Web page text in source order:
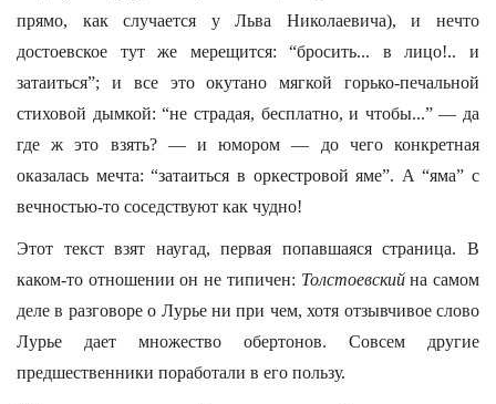
прямо, как случается у Льва Николаевича), и нечто
достоевское тут же мерещится: “бросить... в лицо!.. и
затаиться”; и все это окутано мягкой горько-печальной
стиховой дымкой: “не страдая, бесплатно, и чтобы...” — да
где ж это взять? — и юмором — до чего конкретная
оказалась мечта: “затаиться в оркестровой яме”. А “яма” с
вечностью-то соседствуют как чудно!
Этот текст взят наугад, первая попавшаяся страница. В
каком-то отношении он не типичен: Толстоевскийна самом
деле в разговоре о Лурье ни при чем, хотя отзывчивое слово
Лурье дает множество обертонов. Совсем другие
предшественники поработали в его пользу.